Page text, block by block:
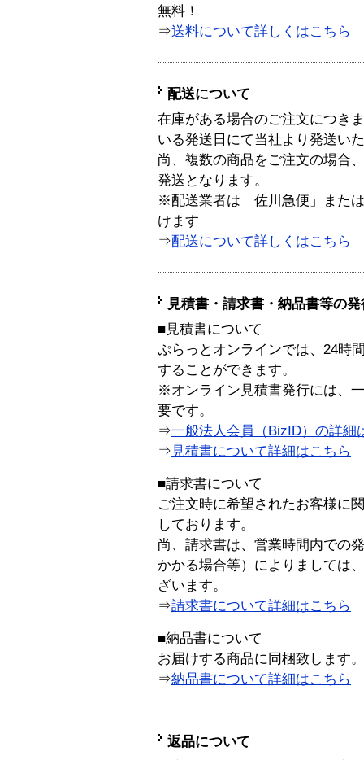
無料！
⇒送料について詳しくはこちら
配送について
在庫がある場合のご注文につき
いる発送日にて当社より発送い
尚、複数の商品をご注文の場合
発送となります。
※配送業者は「佐川急便」また
けます
⇒配送について詳しくはこちら
見積書・請求書・納品書等の
■見積書について
ぷらっとオンラインでは、24時
することができます。
※オンライン見積書発行には、
要です。
⇒一般法人会員（BizID）の詳細
⇒ 見積書について詳細はこちら
■請求書について
ご注文時に希望されたお客様に
しております。
尚、請求書は、営業時間内での
かかる場合等）によりましては
ざいます。
⇒請求書について詳細はこちら
■納品書について
お届けする商品に同梱致します。
⇒納品書について詳細はこちら
返品について